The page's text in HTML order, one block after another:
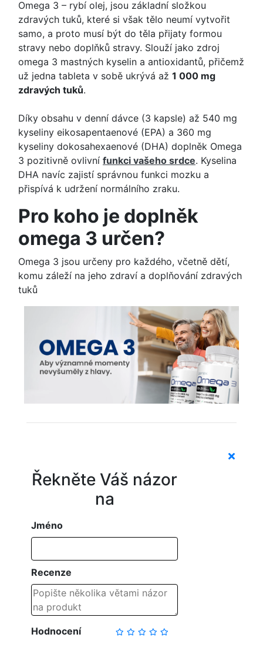
Omega 3 – rybí olej, jsou základní složkou
zdravých tuků, které si však tělo neumí vytvořit
samo, a proto musí být do těla přijaty formou
stravy nebo doplňků stravy. Slouží jako zdroj
omega 3 mastných kyselin a antioxidantů, přičemž
už jedna tableta v sobě ukrývá až 1 000 mg
zdravých tuků.
Díky obsahu v denní dávce (3 kapsle) až 540 mg
kyseliny eikosapentaenové (EPA) a 360 mg
kyseliny dokosahexaenové (DHA) doplněk Omega
3 pozitivně ovlivní funkci vašeho srdce. Kyselina
DHA navíc zajistí správnou funkci mozku a
přispívá k udržení normálního zraku.
Pro koho je doplněk
omega 3 určen?
Omega 3 jsou určeny pro každého, včetně dětí,
komu záleží na jeho zdraví a doplňování zdravých
tuků
Řekněte Váš názor
na
Jméno
Recenze
Hodnocení